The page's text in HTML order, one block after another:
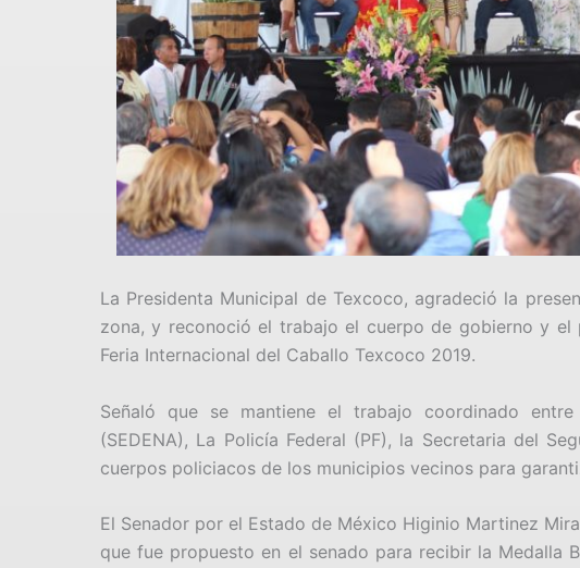
La Presidenta Municipal de Texcoco, agradeció la
zona, y reconoció el trabajo el cuerpo de gobierno y
Feria Internacional del Caballo Texcoco 2019.
Señaló que se mantiene el trabajo coordinado
(SEDENA), La Policía Federal (PF), la Secretaria del
cuerpos policiacos de los municipios vecinos para
El Senador por el Estado de México Higinio Martinez
que fue propuesto en el senado para recibir la Medalla